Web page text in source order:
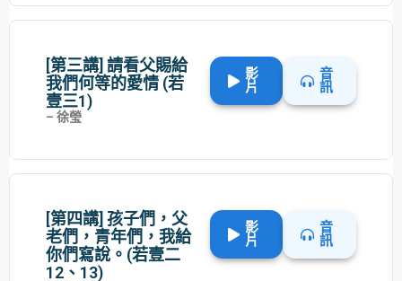
[第三講] 請看父賜給
我們何等的愛情 (若
壹三1)
– 徐瑩
影
片
音
訊
[第四講] 孩子們，父
老們，青年們，我給
你們寫說。(若壹二
12、13)
影
片
音
訊